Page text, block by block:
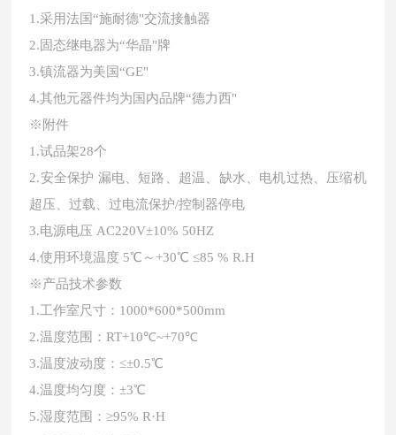
1 .采用法国“施耐德"交流接触器
2.固态继电器为“华晶"牌
3.镇流器为美国“GE"
4.其他元器件均为国内品牌“德力西"
※附件
1.试品架28个
2.安全保护 漏电、短路、超温、缺水、电机过热、压缩机
超压、过载、过电流保护/控制器停电
3.电源电压 AC220V±10% 50HZ
4.使用环境温度 5℃～+30℃ ≤85 % R.H
※产品技术参数
1.工作室尺寸：1000*600*500mm
2.温度范围：RT+10℃~+70℃
3.温度波动度：≤±0.5℃
4.温度均匀度：±3℃
5.湿度范围：≥95% R·H